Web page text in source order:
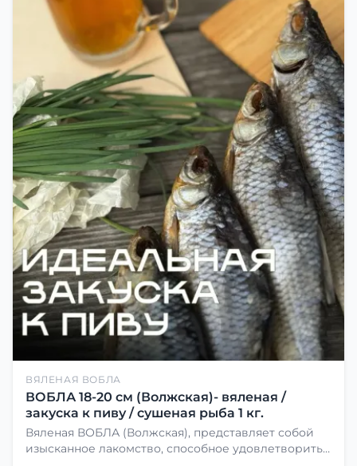
ВЯЛЕНАЯ ВОБЛА
ВОБЛА 18-20 см (Волжская)- вяленая /
закуска к пиву / сушеная рыба 1 кг.
Вяленая ВОБЛА (Волжская), представляет собой
изысканное лакомство, способное удовлетворить